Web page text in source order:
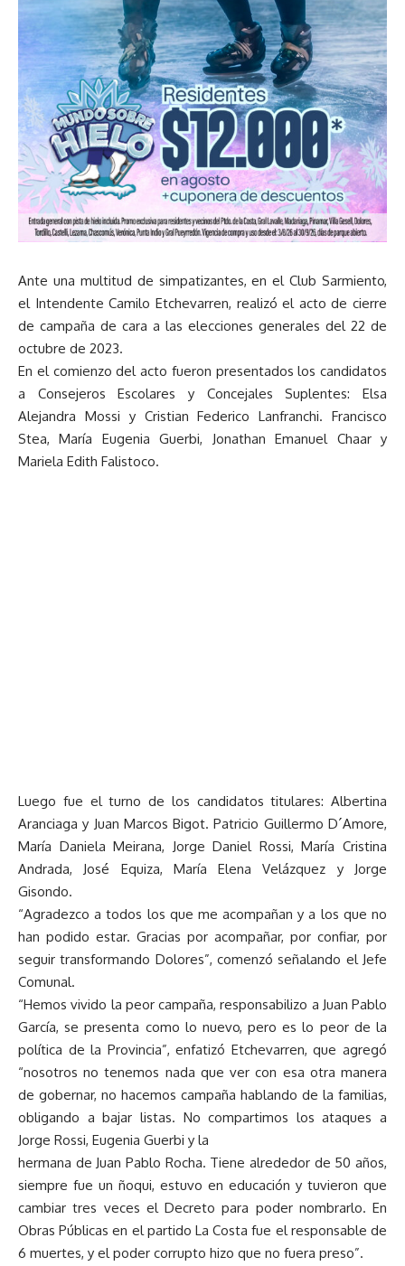
Ante una multitud de simpatizantes, en el Club Sarmiento,
el Intendente Camilo Etchevarren, realizó el acto de cierre
de campaña de cara a las elecciones generales del 22 de
octubre de 2023.
En el comienzo del acto fueron presentados los candidatos
a Consejeros Escolares y Concejales Suplentes: Elsa
Alejandra Mossi y Cristian Federico Lanfranchi. Francisco
Stea, María Eugenia Guerbi, Jonathan Emanuel Chaar y
Mariela Edith Falistoco.
Luego fue el turno de los candidatos titulares: Albertina
Aranciaga y Juan Marcos Bigot. Patricio Guillermo D´Amore,
María Daniela Meirana, Jorge Daniel Rossi, María Cristina
Andrada, José Equiza, María Elena Velázquez y Jorge
Gisondo.
“Agradezco a todos los que me acompañan y a los que no
han podido estar. Gracias por acompañar, por confiar, por
seguir transformando Dolores”, comenzó señalando el Jefe
Comunal.
“Hemos vivido la peor campaña, responsabilizo a Juan Pablo
García, se presenta como lo nuevo, pero es lo peor de la
política de la Provincia”, enfatizó Etchevarren, que agregó
“nosotros no tenemos nada que ver con esa otra manera
de gobernar, no hacemos campaña hablando de la familias,
obligando a bajar listas. No compartimos los ataques a
Jorge Rossi, Eugenia Guerbi y la
hermana de Juan Pablo Rocha. Tiene alrededor de 50 años,
siempre fue un ñoqui, estuvo en educación y tuvieron que
cambiar tres veces el Decreto para poder nombrarlo. En
Obras Públicas en el partido La Costa fue el responsable de
6 muertes, y el poder corrupto hizo que no fuera preso”.